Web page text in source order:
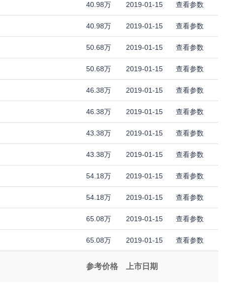
40.98万 2019-01-15 查看参数
40.98万 2019-01-15 查看参数
50.68万 2019-01-15 查看参数
50.68万 2019-01-15 查看参数
46.38万 2019-01-15 查看参数
46.38万 2019-01-15 查看参数
43.38万 2019-01-15 查看参数
43.38万 2019-01-15 查看参数
54.18万 2019-01-15 查看参数
54.18万 2019-01-15 查看参数
65.08万 2019-01-15 查看参数
65.08万 2019-01-15 查看参数
参考价格 上市日期